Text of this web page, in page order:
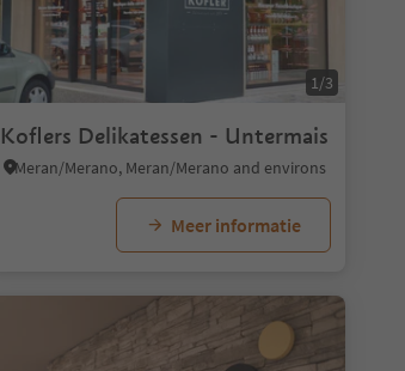
1/3
Koflers Delikatessen - Untermais
Meran/Merano, Meran/Merano and environs
Meer informatie